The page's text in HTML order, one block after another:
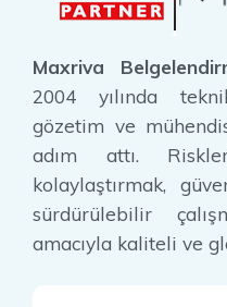
Maxriva
2004 yılında
gözetim ve
adım attı.
kolaylaştırmak,
sürdürülebilir
amacıyla kaliteli ve